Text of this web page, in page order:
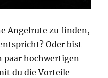
Angelrute zu finden,
Oder bist
paar hochwertigen
du die Vorteile